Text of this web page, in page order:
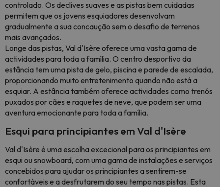
controlado. Os declives suaves e as pistas bem cuidadas
permitem que os jovens esquiadores desenvolvam
gradualmente a sua concaução sem o desafio de terrenos
mais avançados.
Longe das pistas, Val d'Isère oferece uma vasta gama de
actividades para toda a família. O centro desportivo da
estância tem uma pista de gelo, piscina e parede de escalada,
proporcionando muito entretenimento quando não está a
esquiar. A estância também oferece actividades como trenós
puxados por cães e raquetes de neve, que podem ser uma
aventura emocionante para toda a família.
Esqui para principiantes em Val d'Isère
Val d'Isère é uma escolha excecional para os principiantes em
esqui ou snowboard, com uma gama de instalações e serviços
concebidos para ajudar os principiantes a sentirem-se
confortáveis e a desfrutarem do seu tempo nas pistas. Esta